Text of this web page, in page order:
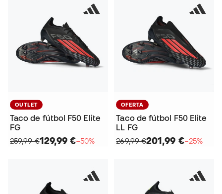
OUTLET
Taco de fútbol F50 Elite
FG
259,99 €129,99 €−50%
OFERTA
Taco de fútbol F50 Elite
LL FG
269,99 €201,99 €−25%